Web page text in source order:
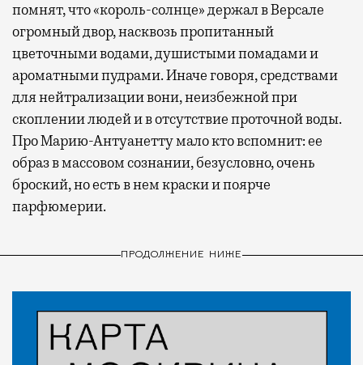
помнят, что «король-солнце» держал в Версале
огромный двор, насквозь пропитанный
цветочными водами, душистыми помадами и
ароматными пудрами. Иначе говоря, средствами
для нейтрализации вони, неизбежной при
скоплении людей и в отсутствие проточной воды.
Про Марию-Антуанетту мало кто вспомнит: ее
образ в массовом сознании, безусловно, очень
броский, но есть в нем краски и поярче
парфюмерии.
ПРОДОЛЖЕНИЕ НИЖЕ